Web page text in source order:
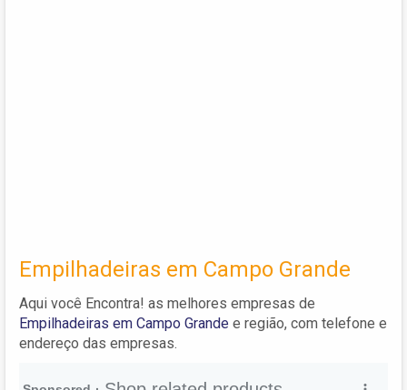
Empilhadeiras em Campo Grande
Aqui você Encontra! as melhores empresas de
Empilhadeiras em Campo Grande e região, com telefone e
endereço das empresas.